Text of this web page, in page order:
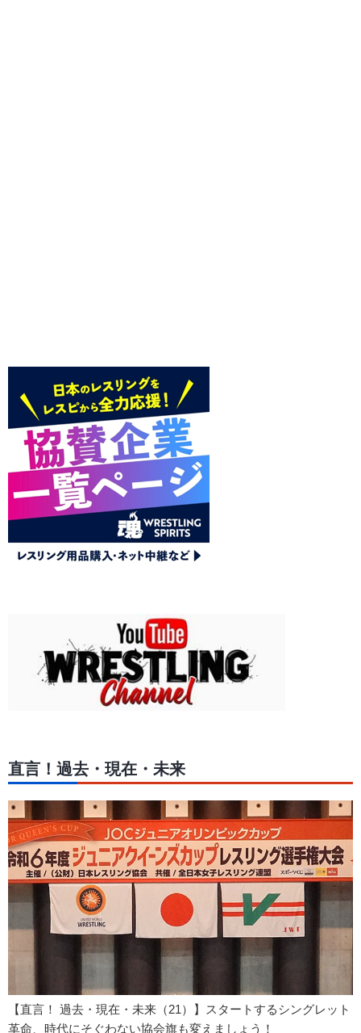
直言！過去・現在・未来
【直言！ 過去・現在・未来（21）】スタートするシングレット
革命、時代にそぐわない協会旗も変えましょう！